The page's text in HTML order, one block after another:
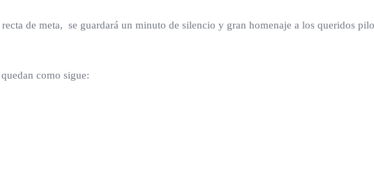
de meta, se guardará un minuto de silencio y gran homenaje a los queridos
como sigue: